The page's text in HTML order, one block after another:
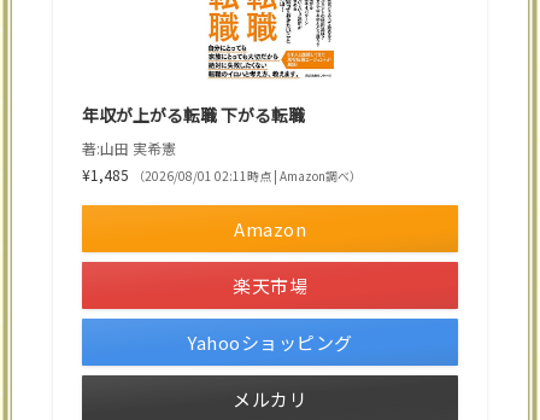
年収が上がる転職 下がる転職
著:山田 実希憲
¥1,485
（2026/08/01 02:11時点 | Amazon調べ）
Amazon
楽天市場
Yahooショッピング
メルカリ